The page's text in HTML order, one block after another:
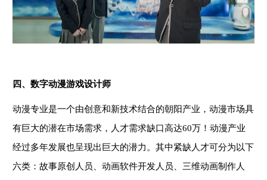
四、数字动漫游戏设计师
动漫专业是一个由创意和新技术结合的朝阳产业，动漫市场具
有巨大的潜在市场需求，人才需求缺口高达60万！动漫产业
经过多年发展也呈现出巨大的潜力。其中紧缺人才可分为以下
六类：故事原创人员、动画软件开发人员、三维动画制作人